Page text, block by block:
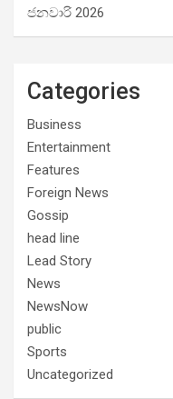
ජනවාරි 2026
Categories
Business
Entertainment
Features
Foreign News
Gossip
head line
Lead Story
News
NewsNow
public
Sports
Uncategorized